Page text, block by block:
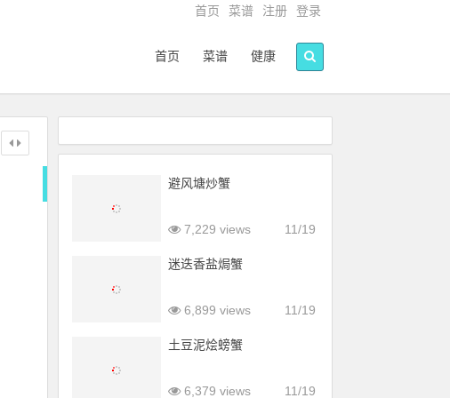
首页 菜谱 注册 登录
首页 菜谱 健康
避风塘炒蟹
11/19
7,229 views
迷迭香盐焗蟹
11/19
6,899 views
土豆泥烩螃蟹
11/19
6,379 views